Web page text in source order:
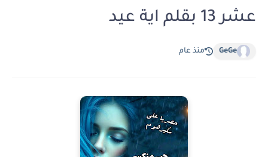
عشر 13 بقلم اية عيد
GeGe منذ عام